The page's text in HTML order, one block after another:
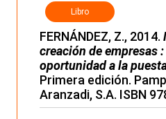
Libro
FERNÁNDEZ, Z., 2014.
creación de empresas
oportunidad a la
Primera edición.
Aranzadi, S.A. ISBN